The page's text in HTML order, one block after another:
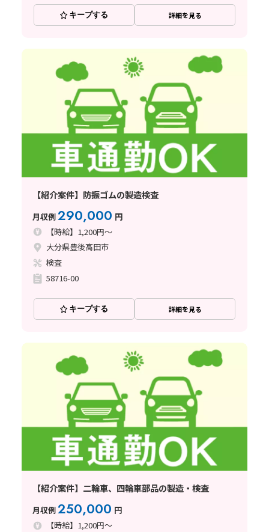
キープする 詳細を見る
【紹介案件】防振ゴムの製造検査
月収例290,000 円
【時給】1,200円～
大分県豊後高田市
検査
58716-00
キープする 詳細を見る
【紹介案件】二輪車、四輪車部品の製造・検査
月収例250,000 円
【時給】1,200円～